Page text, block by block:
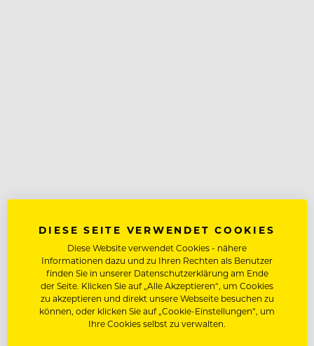
DIESE SEITE VERWENDET COOKIES
Diese Website verwendet Cookies - nähere
Informationen dazu und zu Ihren Rechten als Benutzer
finden Sie in unserer Datenschutzerklärung am Ende
der Seite. Klicken Sie auf „Alle Akzeptieren“, um Cookies
zu akzeptieren und direkt unsere Webseite besuchen zu
können, oder klicken Sie auf „Cookie-Einstellungen“, um
Ihre Cookies selbst zu verwalten.